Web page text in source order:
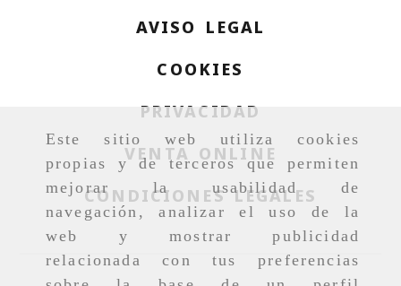
Este sitio web utiliza cookies
propias y de terceros que permiten
mejorar la usabilidad de
navegación, analizar el uso de la
web y mostrar publicidad
relacionada con tus preferencias
AVISO LEGAL
COOKIES
PRIVACIDAD
VENTA ONLINE
CONDICIONES LEGALES